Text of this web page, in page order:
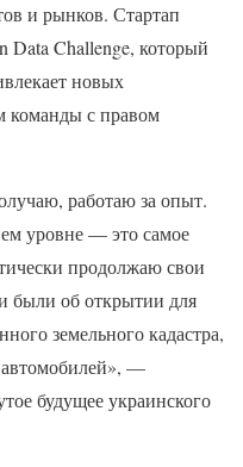
и рынков. Стартап
Data Challenge, который
новых
команды с правом
работаю за опыт.
уровне — это самое
продолжаю свои
были об открытии для
земельного кадастра,
автомобилей», —
будущее украинского